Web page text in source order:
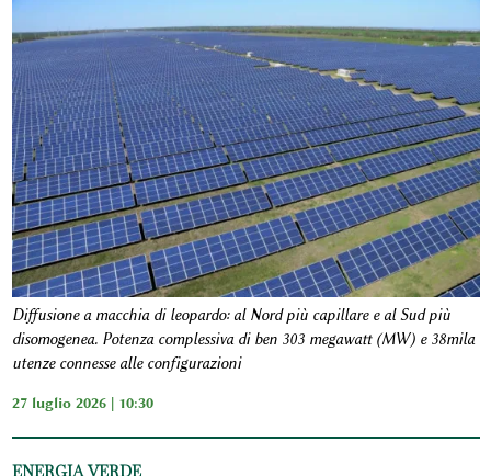
Diffusione a macchia di leopardo: al Nord più capillare e al Sud più
disomogenea. Potenza complessiva di ben 303 megawatt (MW) e 38mila
utenze connesse alle configurazioni
27 luglio 2026 | 10:30
ENERGIA VERDE